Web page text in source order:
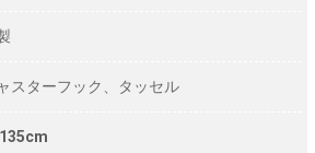
スターフック、タッセル